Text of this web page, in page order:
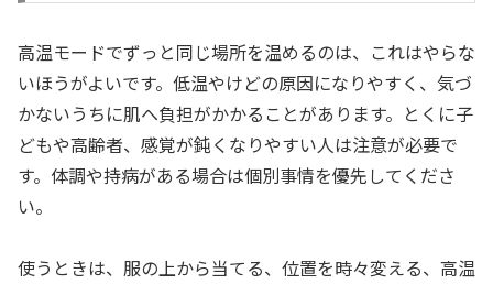
高温モードでずっと同じ場所を温めるのは、これはやらな
いほうがよいです。低温やけどの原因になりやすく、気づ
かないうちに肌へ負担がかかることがあります。とくに子
どもや高齢者、感覚が鈍くなりやすい人は注意が必要で
す。体調や持病がある場合は個別事情を優先してくださ
い。
使うときは、服の上から当てる、位置を時々変える、高温